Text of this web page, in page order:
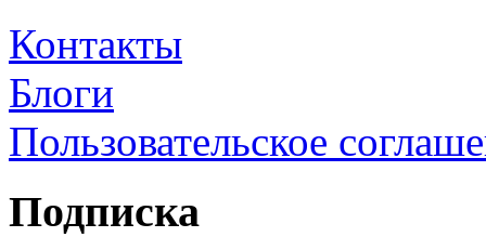
Контакты
Блоги
Пользовательское
Подписка